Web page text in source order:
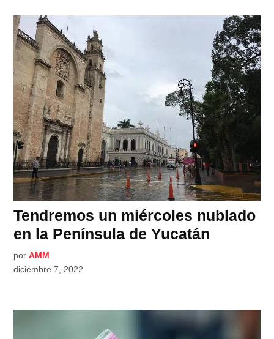
Tendremos un miércoles nublado
en la Península de Yucatán
por AMM
diciembre 7, 2022